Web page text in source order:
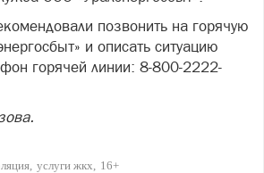
позвонить на горячую
и описать ситуацию
горячей линии: 8-800-2222-
услуги жкх 16+